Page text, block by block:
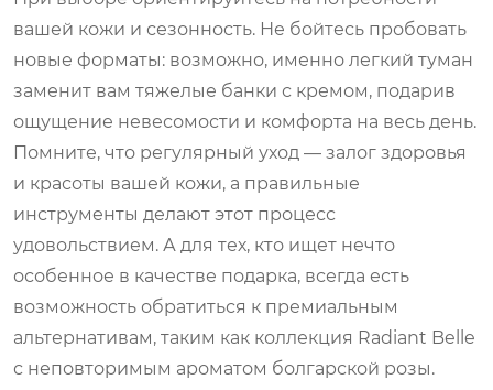
вашей кожи и сезонность. Не бойтесь пробовать
новые форматы: возможно, именно легкий туман
заменит вам тяжелые банки с кремом, подарив
ощущение невесомости и комфорта на весь день.
Помните, что регулярный уход — залог здоровья
и красоты вашей кожи, а правильные
инструменты делают этот процесс
удовольствием. А для тех, кто ищет нечто
особенное в качестве подарка, всегда есть
возможность обратиться к премиальным
альтернативам, таким как коллекция Radiant Belle
с неповторимым ароматом болгарской розы.